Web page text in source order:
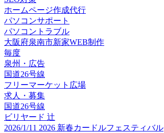
ホームページ作成代行
パソコンサポート
パソコントラブル
大阪府泉南市新家WEB制作
毎度
泉州・広告
国道26号線
フリーマーケット広場
求人・募集
国道26号線
ビリヤード 辻
2026/1/11 2026 新春カードルフェスティバル